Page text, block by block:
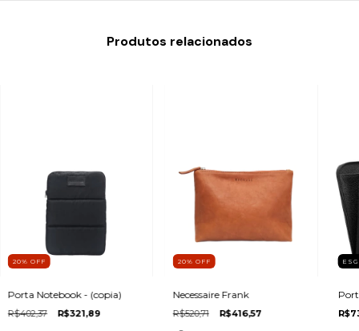
Produtos relacionados
20% OFF
Porta Notebook - (copia)
R$402,37 R$321,89
20% OFF
Necessaire Frank
R$520,71 R$416,57